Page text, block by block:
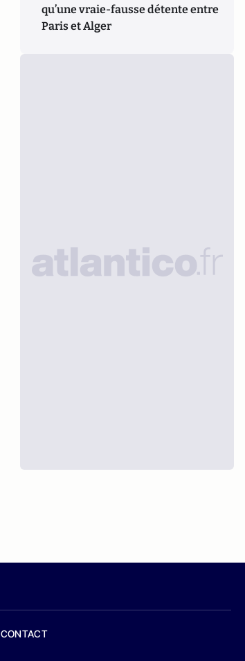
qu’une vraie-fausse détente entre
Paris et Alger
CONTACT